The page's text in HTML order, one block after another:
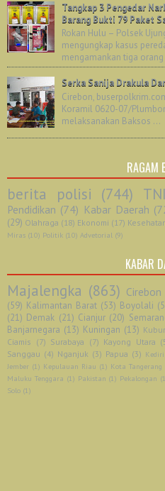
Tangkap 3 Pengedar
Barang Bukti 79 Paket
Rokan Hulu – Polsek
mengungkap kasus
mengamankan tiga
Serka Sanija Drakula
Cirebon,
Koramil 0620-07/
melaksanakan Baksos ...
RAGAM
berita polisi (744)
Pendidikan (74) Kabar Daerah
(29) Olahraga (18) Ekonomi (17)
Miras (10) Politik (10) Advetorial (9)
KABAR
Majalengka (863) Cirebon
(59) Kalimantan Barat (53) Boyolali
(21) Demak (21) Cianjur (20)
Banjarnegara (13) Kuningan (13)
Ciamis (7) Surabaya (7) Kayong Utara
Sanggau (4) Nganjuk (3) Papua (3) Kediri
Jember (1) Kepulauan Riau (1) Kota Tangerang
Maluku Tenggara (1) Pakistan (1) Pekalongan
Solo (1)